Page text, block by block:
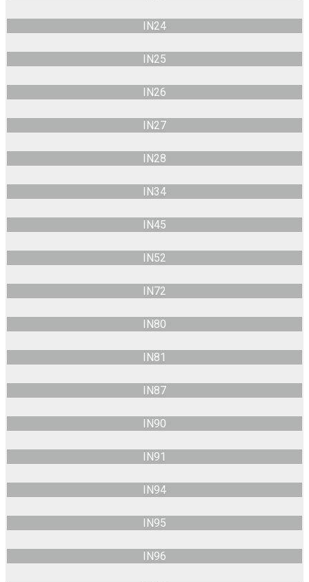
IN24
IN25
IN26
IN27
IN28
IN34
IN45
IN52
IN72
IN80
IN81
IN87
IN90
IN91
IN94
IN95
IN96